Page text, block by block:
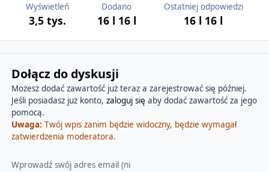
Wyświetleń
3,5 tys.
Dodano
16 l 16 l
Ostatniej odpowiedzi
16 l 16 l
Dołącz do dyskusji
Możesz dodać zawartość już teraz a zarejestrować się później.
Jeśli posiadasz już konto, zaloguj się aby dodać zawartość za jego
pomocą.
Uwaga: Twój wpis zanim będzie widoczny, będzie wymagał
zatwierdzenia moderatora.